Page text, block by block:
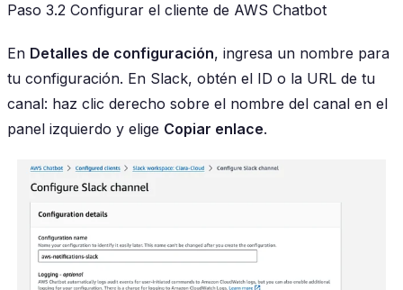
Paso 3.2 Configurar el cliente de AWS Chatbot
En Detalles de configuración, ingresa un nombre para
tu configuración. En Slack, obtén el ID o la URL de tu
canal: haz clic derecho sobre el nombre del canal en el
panel izquierdo y elige Copiar enlace.